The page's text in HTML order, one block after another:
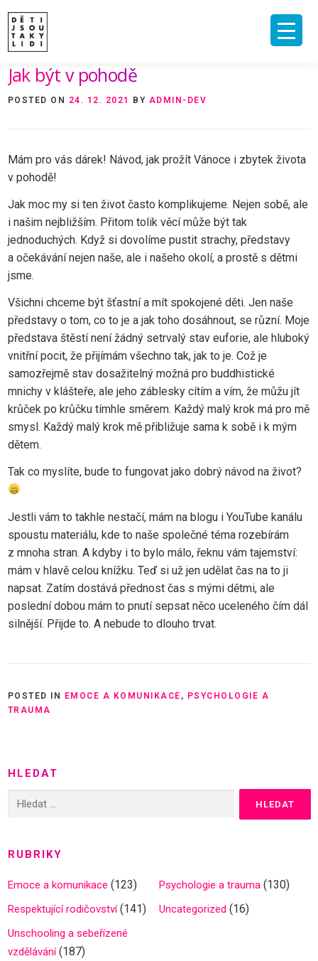
content
ÚVOD
O MNĚ A O PROJEKTU
NAKLADATELSTVÍ
VIDEA A ROZHOVORY
ARCHIV ČLÁNKŮ
Jak být v pohodě
POSTED ON 24. 12. 2021 BY ADMIN-DEV
Mám pro vás dárek! Návod, jak prožít Vánoce i zbytek života
v pohodě!
Jak moc my si ten život často komplikujeme. Nejen sobě, ale
i našim nejbližším. Přitom tolik věcí může být tak
jednoduchých. Když si dovolíme pustit strachy, představy
a očekávání nejen naše, ale i našeho okolí, a prostě s dětmi
jsme.
Všichni chceme být šťastní a mít spokojené děti. Jen naše
představy o tom, co to je a jak toho dosáhnout, se různí. Moje
představa štěstí není žádný setrvalý stav euforie, ale hluboký
vnitřní pocit, že přijímám všechno tak, jak to je. Což je
samozřejmě stav dosažitelný možná pro buddhistické
mnichy v klášteře, ale jeho záblesky cítím a vím, že můžu jít
krůček po krůčku tímhle směrem. Každý malý krok má pro mě
smysl. Každý malý krok mě přibližuje sama k sobě i k mým
dětem.
Tak co myslíte, bude to fungovat jako dobrý návod na život?
Jestli vám to takhle nestačí, mám na blogu i YouTube kanálu
spoustu materiálu, kde to naše společné téma rozebírám
z mnoha stran. A kdyby i to bylo málo, řeknu vám tajemství:
mám v hlavě celou knížku. Teď si už jen udělat čas na to ji
napsat. Zatím dostává přednost čas s mými dětmi, ale
poslední dobou mám to pnutí sepsat něco uceleného čím dál
silnější. Přijde to. A nebude to dlouho trvat.
POSTED IN EMOCE A KOMUNIKACE , PSYCHOLOGIE A
TRAUMA
HLEDAT
RUBRIKY
Emoce a komunikace (123) Psychologie a trauma (130)
Respektující rodičovství(141) Uncategorized (16)
Unschooling a sebeřízené
vzdělávání(187)